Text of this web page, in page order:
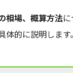
相場、概算方法
体的に説明します。